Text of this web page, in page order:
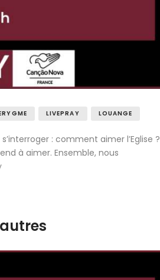
LIVEPRAY LOUANGE
: comment aimer l’Eglise ?
à aimer. Ensemble, nous